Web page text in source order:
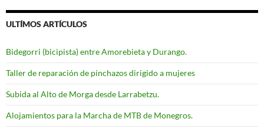
ULTÍMOS ARTÍCULOS
Bidegorri (bicipista) entre Amorebieta y Durango.
Taller de reparación de pinchazos dirigido a mujeres
Subida al Alto de Morga desde Larrabetzu.
Alojamientos para la Marcha de MTB de Monegros.